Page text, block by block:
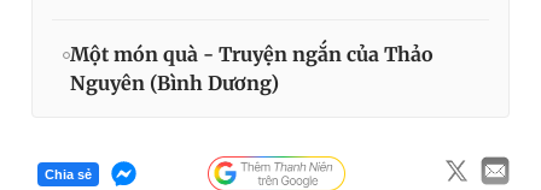
Một món quà - Truyện ngắn của Thảo
Nguyên (Bình Dương)
Chia sẻ